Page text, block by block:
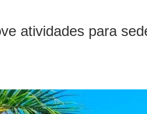
atividades para